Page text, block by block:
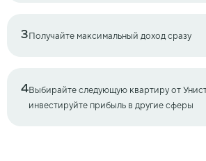
3Получайте максимальный доход сразу
4Выбирайте следующую квартиру от
инвестируйте прибыль в другие сферы